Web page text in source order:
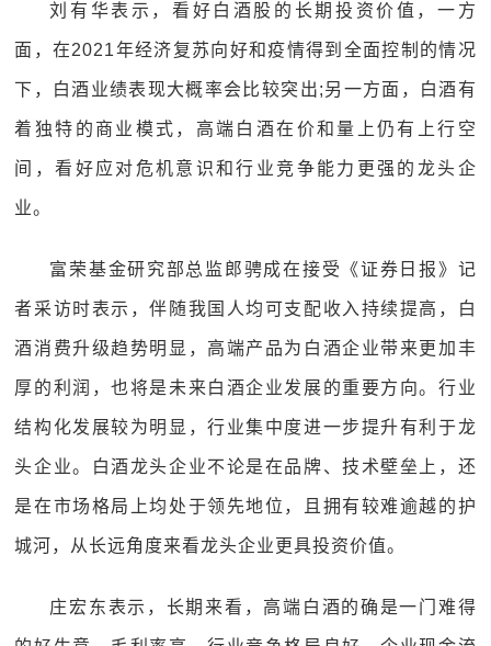
刘有华表示，看好白酒股的长期投资价值，一方
面，在2021年经济复苏向好和疫情得到全面控制的情况
下，白酒业绩表现大概率会比较突出;另一方面，白酒有
着独特的商业模式，高端白酒在价和量上仍有上行空
间，看好应对危机意识和行业竞争能力更强的龙头企
业。
富荣基金研究部总监郎骋成在接受《证券日报》记
者采访时表示，伴随我国人均可支配收入持续提高，白
酒消费升级趋势明显，高端产品为白酒企业带来更加丰
厚的利润，也将是未来白酒企业发展的重要方向。行业
结构化发展较为明显，行业集中度进一步提升有利于龙
头企业。白酒龙头企业不论是在品牌、技术壁垒上，还
是在市场格局上均处于领先地位，且拥有较难逾越的护
城河，从长远角度来看龙头企业更具投资价值。
庄宏东表示，长期来看，高端白酒的确是一门难得